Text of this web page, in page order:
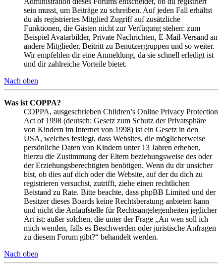
sein musst, um Beiträge zu schreiben. Auf jeden Fall erhältst
du als registriertes Mitglied Zugriff auf zusätzliche
Funktionen, die Gästen nicht zur Verfügung stehen: zum
Beispiel Avatarbilder, Private Nachrichten, E-Mail-Versand an
andere Mitglieder, Beitritt zu Benutzergruppen und so weiter.
Wir empfehlen dir eine Anmeldung, da sie schnell erledigt ist
und dir zahlreiche Vorteile bietet.
Nach oben
Was ist COPPA?
COPPA, ausgeschrieben Children’s Online Privacy Protection
Act of 1998 (deutsch: Gesetz zum Schutz der Privatsphäre
von Kindern im Internet von 1998) ist ein Gesetz in den
USA, welches festlegt, dass Websites, die möglicherweise
persönliche Daten von Kindern unter 13 Jahren erheben,
hierzu die Zustimmung der Eltern beziehungsweise des oder
der Erziehungsberechtigten benötigen. Wenn du dir unsicher
bist, ob dies auf dich oder die Website, auf der du dich zu
registrieren versuchst, zutrifft, ziehe einen rechtlichen
Beistand zu Rate. Bitte beachte, dass phpBB Limited und der
Besitzer dieses Boards keine Rechtsberatung anbieten kann
und nicht die Anlaufstelle für Rechtsangelegenheiten jeglicher
Art ist; außer solchen, die unter der Frage „An wen soll ich
mich wenden, falls es Beschwerden oder juristische Anfragen
zu diesem Forum gibt?“ behandelt werden.
Nach oben